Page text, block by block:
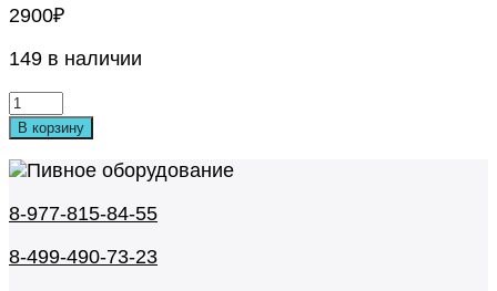
2900₽
149 в наличии
В корзину
8-977-815-84-55
8-499-490-73-23